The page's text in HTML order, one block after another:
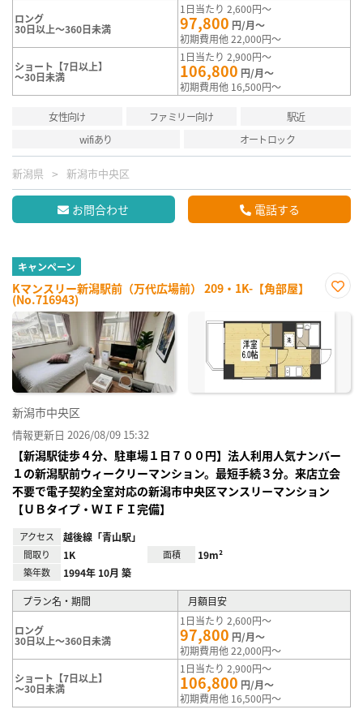
ロング
30日以上～360日未満
1日当たり 2,600円～
97,800 円/月～
初期費用他 22,000円～
ショート【7日以上】
～30日未満
1日当たり 2,900円～
106,800 円/月～
初期費用他 16,500円～
女性向け ファミリー向け
駅近
wifiあり
オートロック
新潟県 新潟市中央区
お問合わせ 電話する
キャンペーン
Kマンスリー新潟駅前（万代広場前） 209・1K-【角部屋】
(No.716943)
に入
新潟市中央区
情報更新日 2026/08/09 15:32
【新潟駅徒歩４分、駐車場１日７００円】法人利用人気ナンバー
１の新潟駅前ウィークリーマンション。最短手続３分。来店立会
不要で電子契約全室対応の新潟市中央区マンスリーマンション
【ＵＢタイプ・ＷＩＦＩ完備】
アクセス 越後線「青山駅」
間取り 1K 面積 19m²
築年数 1994年 10月 築
プラン名・期間 月額目安
ロング
30日以上～360日未満
1日当たり 2,600円～
97,800 円/月～
初期費用他 22,000円～
ショート【7日以上】
～30日未満
1日当たり 2,900円～
106,800 円/月～
初期費用他 16,500円～